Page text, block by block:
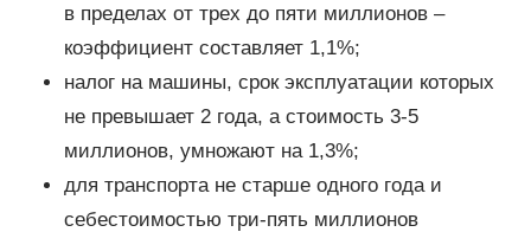
в пределах от трех до пяти миллионов –
коэффициент составляет 1,1%;
налог на машины, срок эксплуатации которых
не превышает 2 года, а стоимость 3-5
миллионов, умножают на 1,3%;
для транспорта не старше одного года и
себестоимостью три-пять миллионов